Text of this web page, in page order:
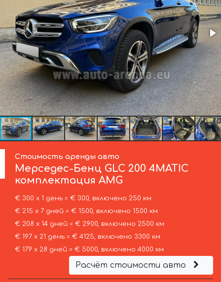
Стоимость аренды авто
Мерседес-Бенц GLC 200 4MATIC
комплектация AMG
€ 300 х 1 день = € 300, включено 250 км
€ 215 х 7 дней = € 1500, включено 1500 км
€ 208 х 14 дней = € 2900, включено 2500 км
€ 197 х 21 день = € 4125, включено 3300 км
€ 179 х 28 дней = € 5000, включено 4000 км
Расчёт стоимости авто